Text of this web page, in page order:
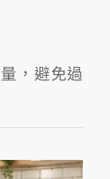
，避免過